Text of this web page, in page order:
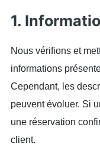
1.
Nous vérifions et
informations
Cependant, les
peuvent évoluer. Si
une réservation
client.